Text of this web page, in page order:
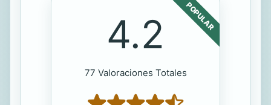
POPULAR
4.2
77 Valoraciones Totales